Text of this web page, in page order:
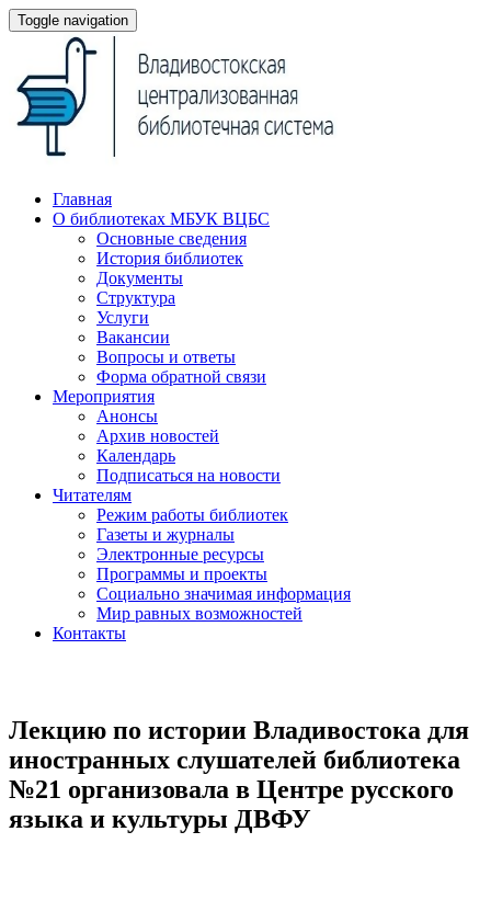
Toggle navigation
Главная
О библиотеках МБУК ВЦБС
Основные сведения
История библиотек
Документы
Структура
Услуги
Вакансии
Вопросы и ответы
Форма обратной связи
Мероприятия
Анонсы
Архив новостей
Календарь
Подписаться на новости
Читателям
Режим работы библиотек
Газеты и журналы
Электронные ресурсы
Программы и проекты
Социально значимая информация
Мир равных возможностей
Контакты
Лекцию по истории Владивостока для
иностранных слушателей библиотека
№21 организовала в Центре русского
языка и культуры ДВФУ